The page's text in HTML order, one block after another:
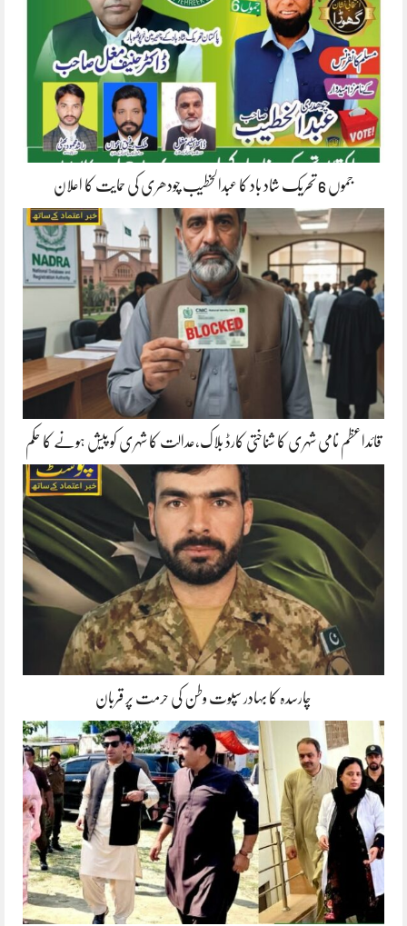
جموں 6 تحریک شاد باد کا عبدالخطیب چودھری کی حمایت کا اعلان
قائداعظم نامی شہری کا شناختی کارڈ بلاک،عدالت کا شہری کو پیش ہونے کا حکم
چارسدہ کا بہادر سپوت وطن کی حرمت پر قربان